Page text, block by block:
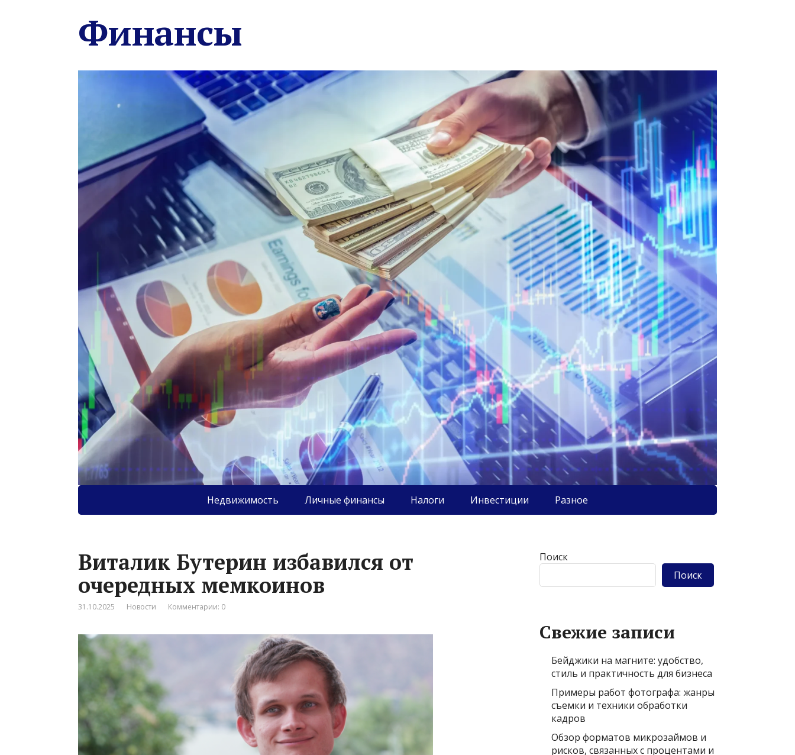
Финансы
Недвижимость Личные финансы Налоги Инвестиции Разное
Виталик Бутерин избавился от
очередных мемкоинов
31.10.2025 Новости Комментарии: 0
Поиск
Поиск
Свежие записи
Бейджики на магните: удобство,
стиль и практичность для бизнеса
Примеры работ фотографа: жанры
съемки и техники обработки
кадров
Обзор форматов микрозаймов и
рисков, связанных с процентами и